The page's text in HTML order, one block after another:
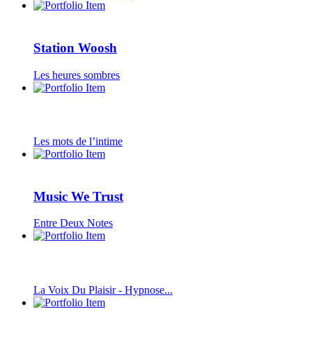
Station Woosh
Les heures sombres
Les mots de l’intime
Music We Trust
Entre Deux Notes
La Voix Du Plaisir - Hypnose...